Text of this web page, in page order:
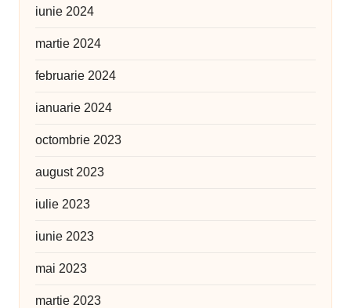
iunie 2024
martie 2024
februarie 2024
ianuarie 2024
octombrie 2023
august 2023
iulie 2023
iunie 2023
mai 2023
martie 2023